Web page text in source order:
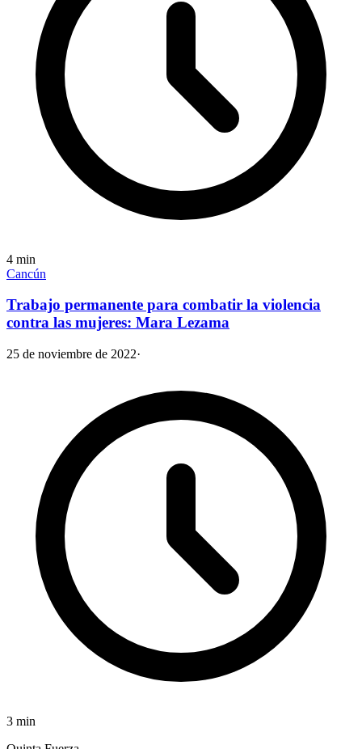
4 min
Cancún
Trabajo permanente para combatir la violencia
contra las mujeres: Mara Lezama
25 de noviembre de 2022·
3 min